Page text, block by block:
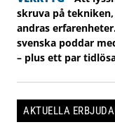
skruva på
andras
svenska poddar
– plus ett par
AKTUELLA